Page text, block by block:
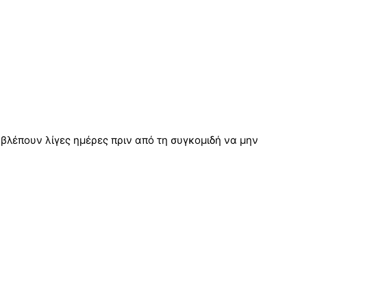
λίγες ημέρες πριν από τη συγκομιδή να μην